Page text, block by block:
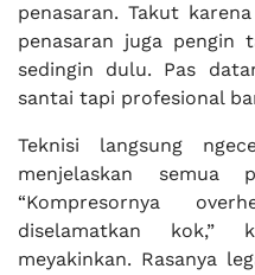
penasaran. Takut
penasaran juga pengin
sedingin dulu. Pas
santai tapi profesional
Teknisi langsung
menjelaskan semua
“Kompresornya
diselamatkan kok,”
meyakinkan. Rasanya